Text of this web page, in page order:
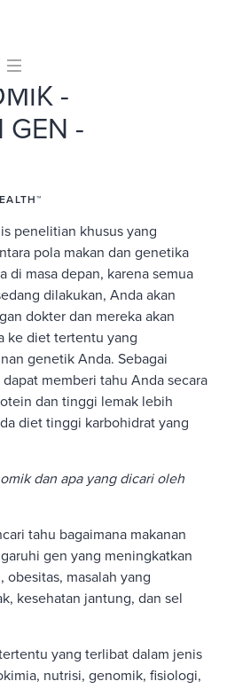
-
-
penelitian khusus yang
pola makan dan genetika
di masa depan, karena semua
dilakukan, Anda akan
dokter dan mereka akan
ke diet tertentu yang
genetik Anda. Sebagai
memberi tahu Anda secara
dan tinggi lemak lebih
diet tinggi karbohidrat yang
dan apa yang dicari oleh
tahu bagaimana makanan
gen yang meningkatkan
obesitas, masalah yang
kesehatan jantung, dan sel
yang terlibat dalam jenis
nutrisi, genomik, fisiologi,